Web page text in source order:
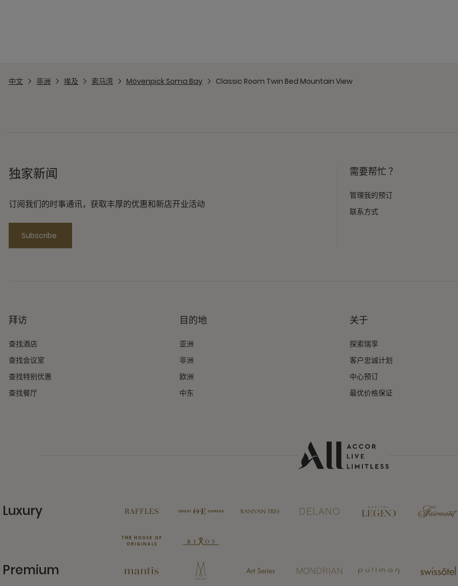
中文 非洲 埃及 索马湾 Mövenpick Soma Bay Classic Room Twin Bed Mountain View
独家新闻
订阅我们的时事通讯，获取丰厚的优惠和新店开业活动
Subscribe
需要帮忙 ？
管理我的预订
联系方式
拜访
查找酒店
查找会议室
查找特别优惠
查找餐厅
目的地
亚洲
非洲
欧洲
中东
关于
探索瑞享
客户忠诚计划
中心预订
最优价格保证
Luxury
Premium